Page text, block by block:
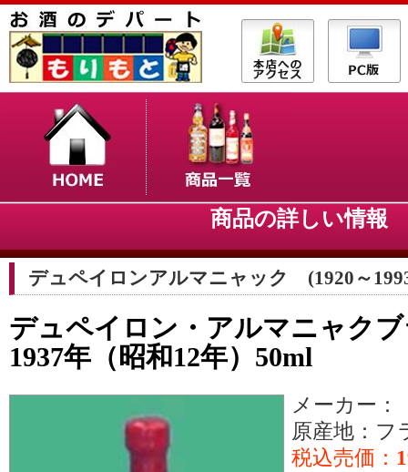
商品の詳しい情
デュペイロンアルマニャック (1920～
デュペイロン・アルマニャク
1937年（昭和12年）50ml
メーカー：
原産地：フ
税込売価：